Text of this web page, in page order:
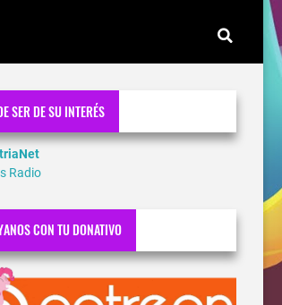
SER DE SU INTERÉS
Radio
CON TU DONATIVO